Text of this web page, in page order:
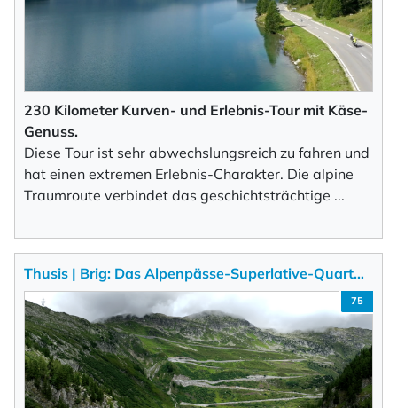
230 Kilometer Kurven- und Erlebnis-Tour mit Käse-
Genuss.
Diese Tour ist sehr abwechslungsreich zu fahren und
hat einen extremen Erlebnis-Charakter. Die alpine
Traumroute verbindet das geschichtsträchtige ...
Thusis | Brig: Das Alpenpässe-Superlative-Quart…
75
NEWSLETTER ABONNIEREN ×
Vorname
Ihre E-Mail-Adresse
Ich willige in den Empfang des Newsletters ein,